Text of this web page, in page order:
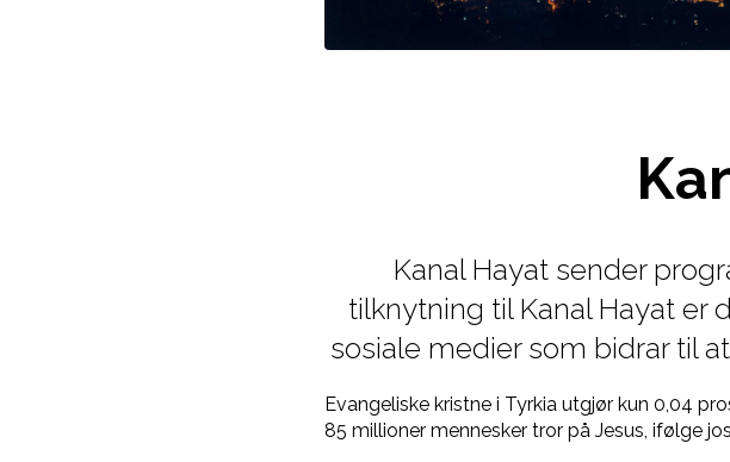
Kanal Hayat sender
tilknytning til Kanal Hayat er
sosiale medier som bidrar til
Evangeliske kristne i Tyrkia utgjør kun 0,04
85 millioner mennesker tror på Jesus, ifølge